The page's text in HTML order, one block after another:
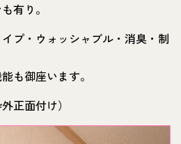
有り。
プ・ウォッシャブル・消臭・制
も御座います。
正面付け）